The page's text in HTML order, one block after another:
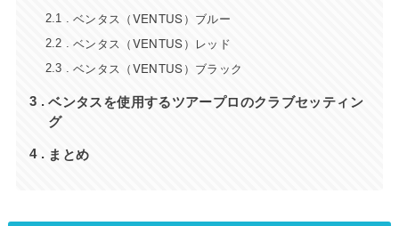
2.1 ベンタス（VENTUS）ブルー
2.2 ベンタス（VENTUS）レッド
2.3 ベンタス（VENTUS）ブラック
3
ベンタスを使用するツアープロのクラブセッティン
グ
4 まとめ